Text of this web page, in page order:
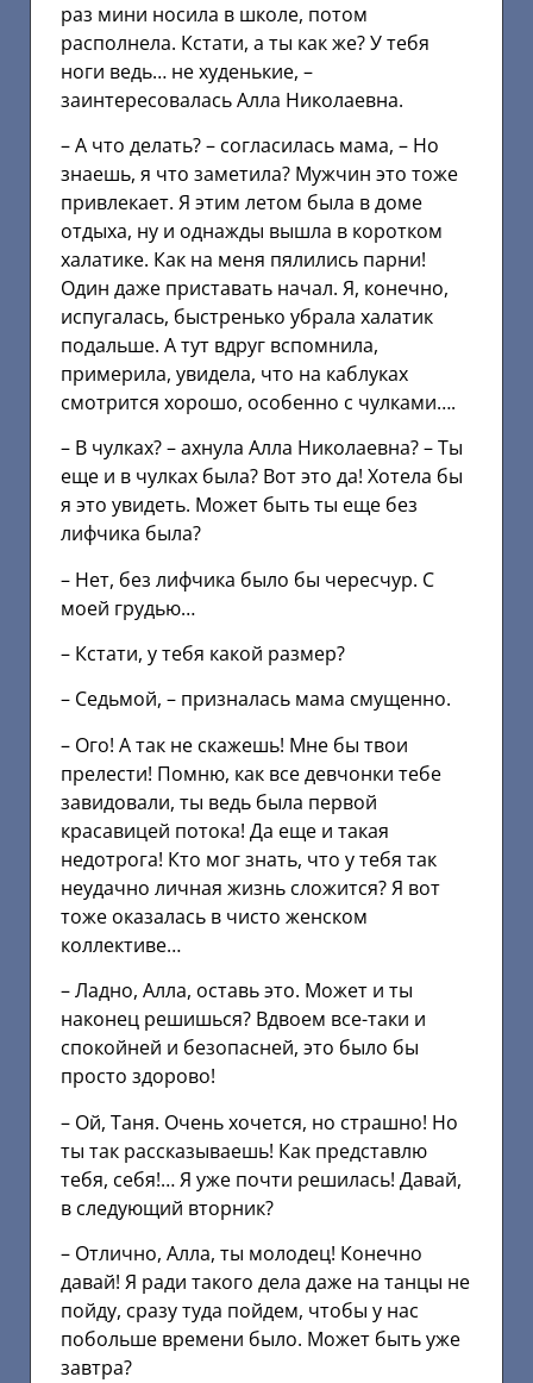
раз мини носила в школе, потом
располнела. Кстати, а ты как же? У тебя
ноги ведь… не худенькие, –
заинтересовалась Алла Николаевна.
– А что делать? – согласилась мама, – Но
знаешь, я что заметила? Мужчин это тоже
привлекает. Я этим летом была в доме
отдыха, ну и однажды вышла в коротком
халатике. Как на меня пялились парни!
Один даже приставать начал. Я, конечно,
испугалась, быстренько убрала халатик
подальше. А тут вдруг вспомнила,
примерила, увидела, что на каблуках
смотрится хорошо, особенно с чулками….
– В чулках? – ахнула Алла Николаевна? – Ты
еще и в чулках была? Вот это да! Хотела бы
я это увидеть. Может быть ты еще без
лифчика была?
– Нет, без лифчика было бы чересчур. С
моей грудью…
– Кстати, у тебя какой размер?
– Седьмой, – призналась мама смущенно.
– Ого! А так не скажешь! Мне бы твои
прелести! Помню, как все девчонки тебе
завидовали, ты ведь была первой
красавицей потока! Да еще и такая
недотрога! Кто мог знать, что у тебя так
неудачно личная жизнь сложится? Я вот
тоже оказалась в чисто женском
коллективе…
– Ладно, Алла, оставь это. Может и ты
наконец решишься? Вдвоем все-таки и
спокойней и безопасней, это было бы
просто здорово!
– Ой, Таня. Очень хочется, но страшно! Но
ты так рассказываешь! Как представлю
тебя, себя!… Я уже почти решилась! Давай,
в следующий вторник?
– Отлично, Алла, ты молодец! Конечно
давай! Я ради такого дела даже на танцы не
пойду, сразу туда пойдем, чтобы у нас
побольше времени было. Может быть уже
завтра?